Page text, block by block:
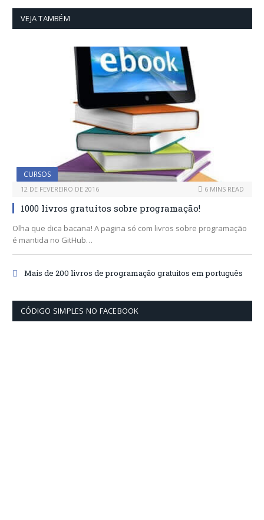
VEJA TAMBÉM
CURSOS
12 DE FEVEREIRO DE 2016 6 MINS READ
1000 livros gratuitos sobre programação!
Olha que dica bacana! A pagina só com livros sobre programação
é mantida no GitHub…
Mais de 200 livros de programação gratuitos em português
CÓDIGO SIMPLES NO FACEBOOK